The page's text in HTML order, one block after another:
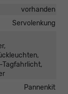
vorhanden
Servolenkung
Tagfahrlicht,
Pannenkit